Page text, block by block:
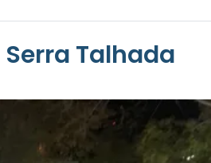
Talhada